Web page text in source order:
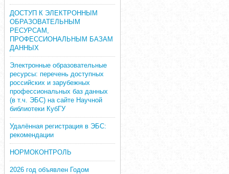
ДОСТУП К ЭЛЕКТРОННЫМ
ОБРАЗОВАТЕЛЬНЫМ
РЕСУРСАМ,
ПРОФЕССИОНАЛЬНЫМ БАЗАМ
ДАННЫХ
Электронные образовательные
ресурсы: перечень доступных
российских и зарубежных
профессиональных баз данных
(в т.ч. ЭБС) на сайте Научной
библиотеки КубГУ
Удалённая регистрация в ЭБС:
рекомендации
НОРМОКОНТРОЛЬ
2026 год объявлен Годом